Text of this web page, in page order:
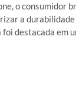
o consumidor
a
destacada em